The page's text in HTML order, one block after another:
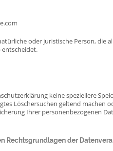
oder juristische Person, die
entscheidet.
keine speziellere
Löschersuchen geltend machen
Ihrer personenbezogenen
Rechtsgrundlagen der